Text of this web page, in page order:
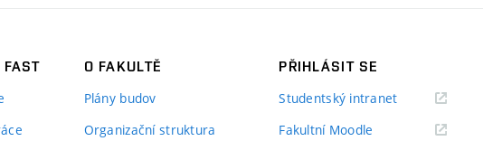
O FAKULTĚ
Plány budov
Organizační struktura
PŘIHLÁSIT SE
Studentský intranet(externí
Fakultní Moodle